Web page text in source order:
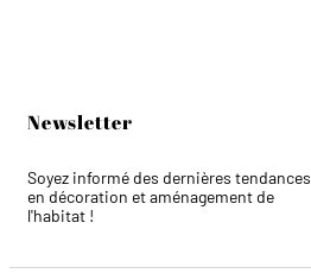
Newsletter
Soyez informé des dernières tendances
en décoration et aménagement de
l'habitat !